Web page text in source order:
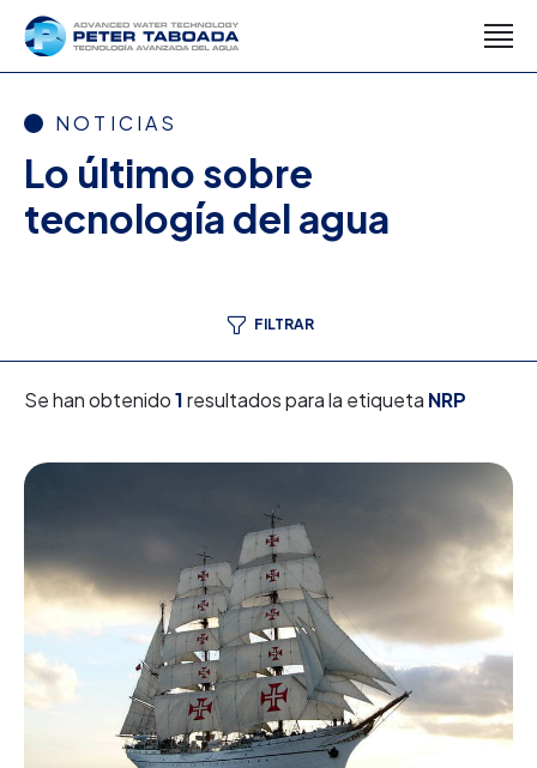
NOTICIAS
Lo último sobre
tecnología del agua
FILTRAR
Se han obtenido1resultados para la etiqueta NRP